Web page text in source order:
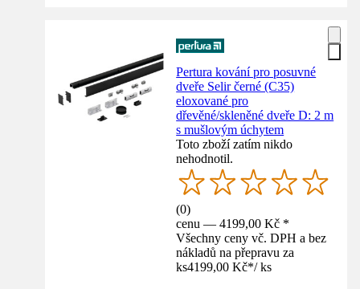
Pertura kování pro posuvné
dveře Selir černé (C35)
eloxované pro
dřevěné/skleněné dveře D: 2 m
s mušlovým úchytem
Toto zboží zatím nikdo
nehodnotil.
(0)
cenu — 4199,00 Kč *
Všechny ceny vč. DPH a bez
nákladů na přepravu za
ks4199,00 Kč*/ ks